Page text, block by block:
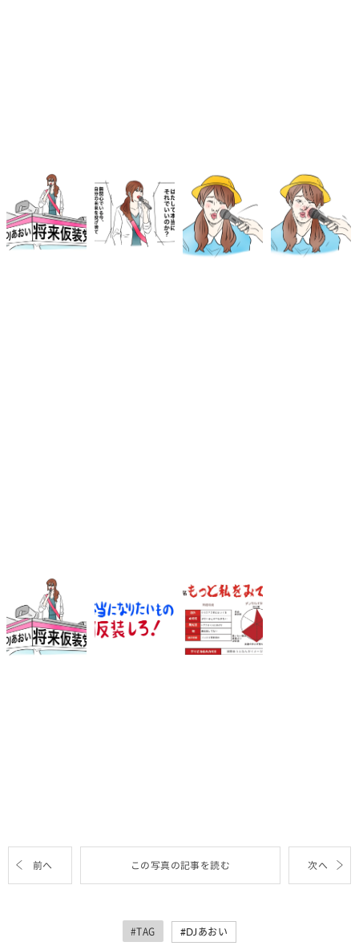
前へ この写真の記事を読む 次へ
#TAG DJあおい